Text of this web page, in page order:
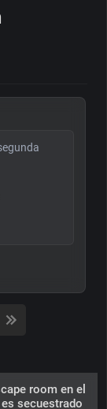
room en el
secuestrado